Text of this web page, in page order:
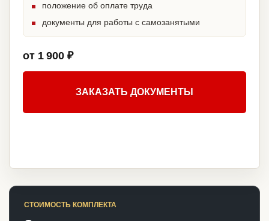
положение об оплате труда
документы для работы с самозанятыми
от 1 900 ₽
ЗАКАЗАТЬ ДОКУМЕНТЫ
СТОИМОСТЬ КОМПЛЕКТА